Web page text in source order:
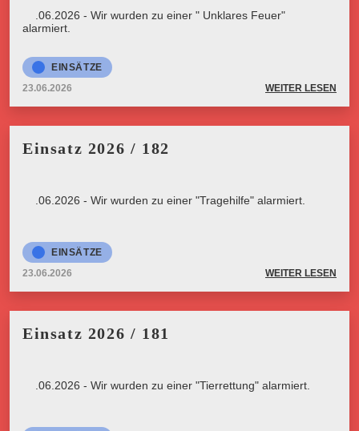
23.06.2026 - Wir wurden zu einer " Unklares Feuer"
alarmiert.
EINSÄTZE
23.06.2026
WEITER LESEN
Einsatz 2026 / 182
23.06.2026 - Wir wurden zu einer "Tragehilfe" alarmiert.
EINSÄTZE
23.06.2026
WEITER LESEN
Einsatz 2026 / 181
23.06.2026 - Wir wurden zu einer "Tierrettung" alarmiert.